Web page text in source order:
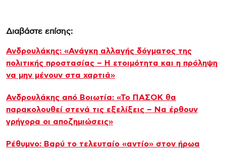
Διαβάστε επίσης:
Ανδρουλάκης: «Ανάγκη αλλαγής δόγματος της
πολιτικής προστασίας – Η ετοιμότητα και η πρόληψη
να μην μένουν στα χαρτιά»
Ανδρουλάκης από Βοιωτία: «Το ΠΑΣΟΚ θα
παρακολουθεί στενά τις εξελίξεις – Να έρθουν
γρήγορα οι αποζημιώσεις»
Ρέθυμνο: Βαρύ το τελευταίο «αντίο» στον ήρωα